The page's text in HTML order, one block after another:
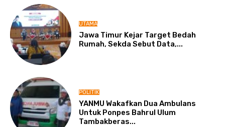
UTAMA
Jawa Timur Kejar Target Bedah
Rumah, Sekda Sebut Data,...
POLITIK
YANMU Wakafkan Dua Ambulans
Untuk Ponpes Bahrul Ulum
Tambakberas...